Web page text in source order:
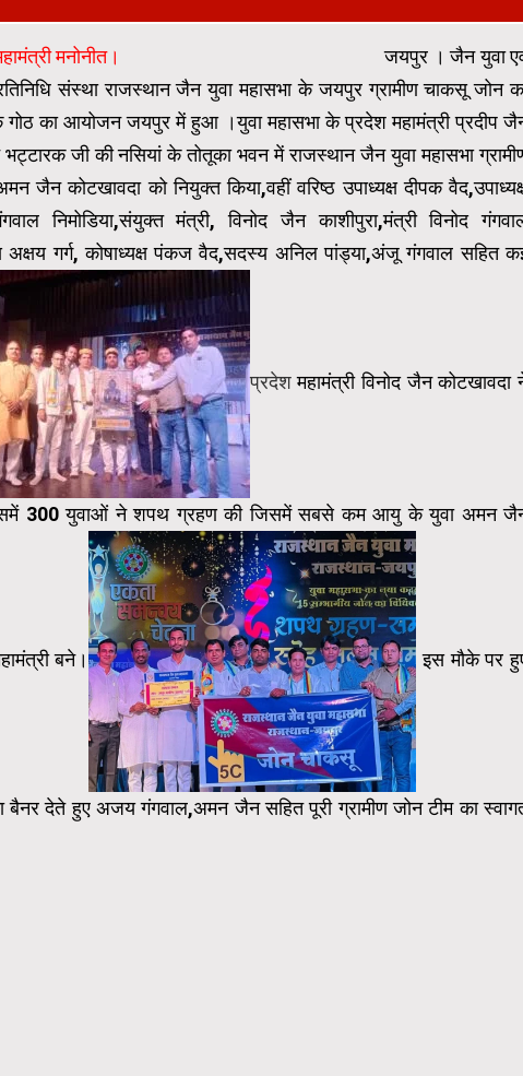
मनोनीत।
जयपुर । जैन युवा
संस्था राजस्थान जैन युवा महासभा के जयपुर ग्रामीण चाकसू जोन
गोठ का आयोजन जयपुर में हुआ ।युवा महासभा के प्रदेश महामंत्री प्रदीप
जी की नसियां के तोतूका भवन में राजस्थान जैन युवा महासभा
जैन कोटखावदा को नियुक्त किया,वहीं वरिष्ठ उपाध्यक्ष दीपक
निमोडिया,संयुक्त मंत्री, विनोद जैन काशीपुरा,मंत्री विनोद
अक्षय गर्ग, कोषाध्यक्ष पंकज वैद,सदस्य अनिल पांड्या,अंजू गंगवाल सहित
प्रदेशमहामंत्री विनोद जैन कोटखावदा
300 युवाओं ने शपथ ग्रहण की जिसमें सबसे कम आयु के युवा अमन
बने। इस मौके पर
बैनर देते हुए अजय गंगवाल,अमन जैन सहित पूरी ग्रामीण जोन टीम का